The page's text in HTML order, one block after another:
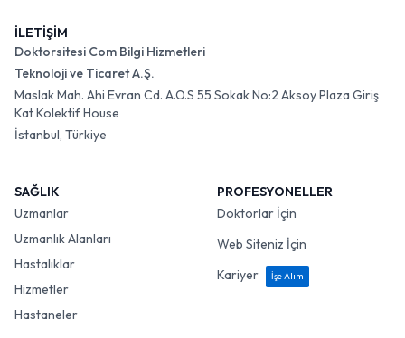
İLETİŞİM
Doktorsitesi Com Bilgi Hizmetleri
Teknoloji ve Ticaret A.Ş.
Maslak Mah. Ahi Evran Cd. A.O.S 55 Sokak No:2 Aksoy Plaza Giriş
Kat Kolektif House
İstanbul, Türkiye
SAĞLIK
Uzmanlar
Uzmanlık Alanları
Hastalıklar
Hizmetler
Hastaneler
PROFESYONELLER
Doktorlar İçin
Web Siteniz İçin
Kariyer
İşe Alım